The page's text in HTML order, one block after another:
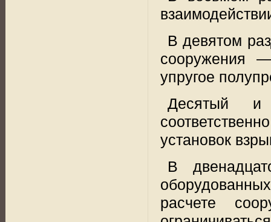
В девятом
сооружения
упругое
Десятый и
установок
В
расчете